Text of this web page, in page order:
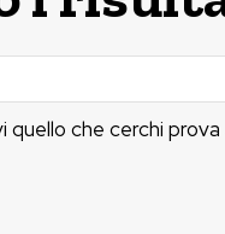
quello che cerchi